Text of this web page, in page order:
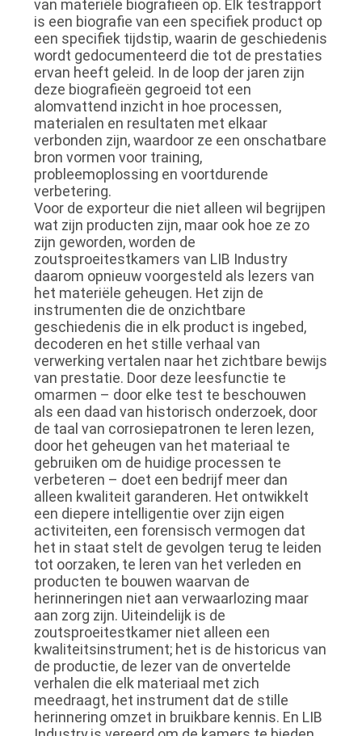
van materiële biografieën op. Elk testrapport
is een biografie van een specifiek product op
een specifiek tijdstip, waarin de geschiedenis
wordt gedocumenteerd die tot de prestaties
ervan heeft geleid. In de loop der jaren zijn
deze biografieën gegroeid tot een
alomvattend inzicht in hoe processen,
materialen en resultaten met elkaar
verbonden zijn, waardoor ze een onschatbare
bron vormen voor training,
probleemoplossing en voortdurende
verbetering.
Voor de exporteur die niet alleen wil begrijpen
wat zijn producten zijn, maar ook hoe ze zo
zijn geworden, worden de
zoutsproeitestkamers van LIB Industry
daarom opnieuw voorgesteld als lezers van
het materiële geheugen. Het zijn de
instrumenten die de onzichtbare
geschiedenis die in elk product is ingebed,
decoderen en het stille verhaal van
verwerking vertalen naar het zichtbare bewijs
van prestatie. Door deze leesfunctie te
omarmen – door elke test te beschouwen
als een daad van historisch onderzoek, door
de taal van corrosiepatronen te leren lezen,
door het geheugen van het materiaal te
gebruiken om de huidige processen te
verbeteren – doet een bedrijf meer dan
alleen kwaliteit garanderen. Het ontwikkelt
een diepere intelligentie over zijn eigen
activiteiten, een forensisch vermogen dat
het in staat stelt de gevolgen terug te leiden
tot oorzaken, te leren van het verleden en
producten te bouwen waarvan de
herinneringen niet aan verwaarlozing maar
aan zorg zijn. Uiteindelijk is de
zoutsproeitestkamer niet alleen een
kwaliteitsinstrument; het is de historicus van
de productie, de lezer van de onvertelde
verhalen die elk materiaal met zich
meedraagt, het instrument dat de stille
herinnering omzet in bruikbare kennis. En LIB